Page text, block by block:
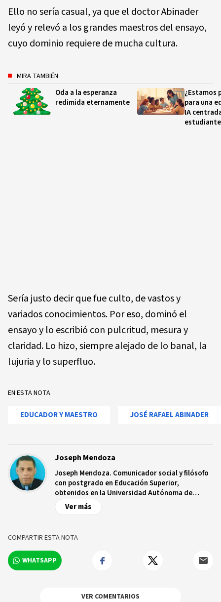
Ello no sería casual, ya que el doctor Abinader
leyó y relevó a los grandes maestros del ensayo,
cuyo dominio requiere de mucha cultura.
MIRA TAMBIÉN
Oda a la esperanza
redimida eternamente
¿Estamos
para una
IA
Sería justo decir que fue culto, de vastos y
variados conocimientos. Por eso, dominó el
ensayo y lo escribió con pulcritud, mesura y
claridad. Lo hizo, siempre alejado de lo banal, la
lujuria y lo superfluo.
EN ESTA NOTA
EDUCADOR Y MAESTRO JOSÉ RAFAEL ABINADER
Joseph Mendoza
Joseph Mendoza. Comunicador social y filósofo
con postgrado en Educación Superior,
obtenidos en la Universidad Autónoma de
Santo Domingo (UASD). Magister en filosofía en
un Mundo Global en la Universidad del País
la Universidad Autónoma de Santo Domingo
(UASD). Tiene varios libros, artículos y ensayos
publicados y dictados conferencias en la
Academia de Ciencias de la República
Ver más
COMPARTIR ESTA NOTA
WHATSAPP
VER COMENTARIOS